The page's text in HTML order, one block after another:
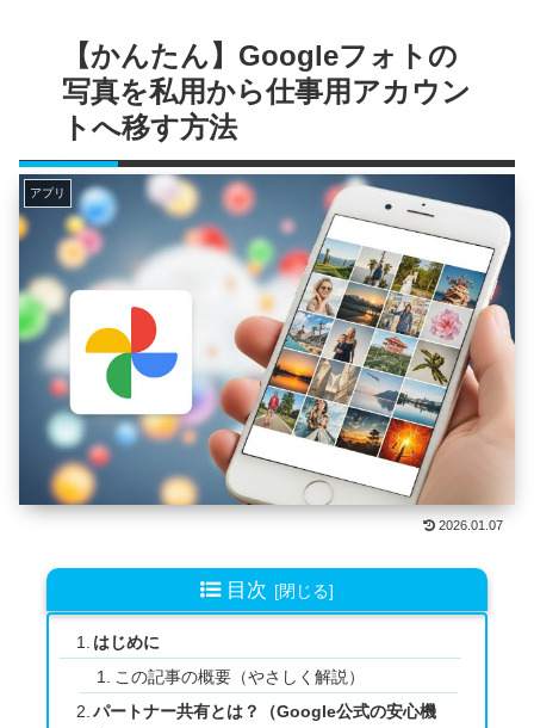
【かんたん】Googleフォトの
写真を私用から仕事用アカウン
トへ移す方法
アプリ
2026.01.07
目次
はじめに
この記事の概要（やさしく解説）
パートナー共有とは？（Google公式の安心機